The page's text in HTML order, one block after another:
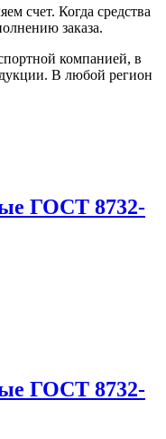
счет. Когда средства
заказа.
компанией, в
В любой регион
ГОСТ 8732-
ГОСТ 8732-